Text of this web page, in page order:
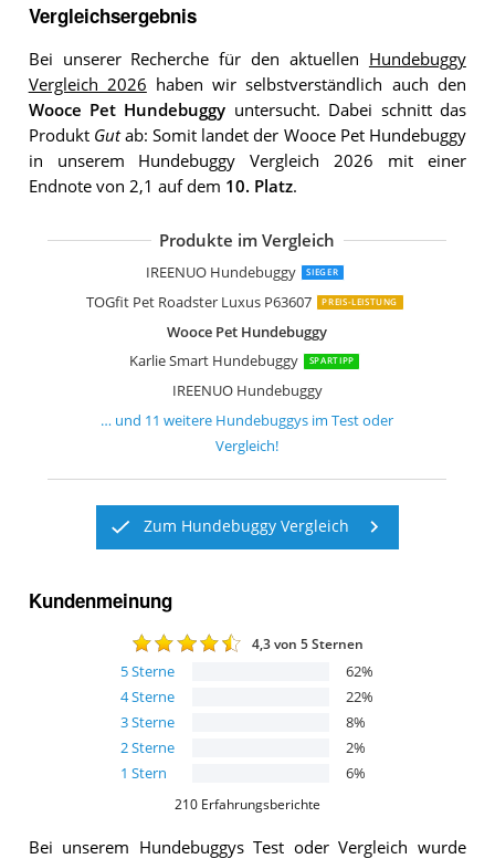
Vergleichsergebnis
Bei unserer Recherche für den aktuellen Hundebuggy
Vergleich 2026 haben wir selbstverständlich auch den
Wooce Pet Hundebuggy untersucht. Dabei schnitt das
Produkt Gutab: Somit landet der Wooce Pet Hundebuggy
in unserem Hundebuggy Vergleich 2026 mit einer
Endnote von 2,1 auf dem 10. Platz.
Produkte im Vergleich
IREENUO Hundebuggy SIEGER
TOGfit Pet Roadster Luxus P63607 PREIS-LEISTUNG
Wooce Pet Hundebuggy
Karlie Smart Hundebuggy
SPARTIPP
IREENUO Hundebuggy
PawHut Hundebuggy D00-041CF
PawHut Hundewagen D00-058CF
Pro-Tec Hundewagen
PawHut Hundewagen D00-040GY
Ananapa Xiaolong Panana
Dawoo Haustier Trolley
Display4top Hundewagen
YACHTICON Hundetrolley zum Falten
Dawoo 4 Rädern Haustier Trolley
display4top Pet Travel Hundewagen
… und 11 weitere Hundebuggys im Test oder
Vergleich!
Zum Hundebuggy Vergleich
Kundenmeinung
4,3von 5 Sternen
5Sterne 62%
4Sterne 22%
3Sterne 8%
2Sterne 2%
1 Stern 6%
210 Erfahrungsberichte
Bei unserem HundebuggysTest oder Vergleich wurde